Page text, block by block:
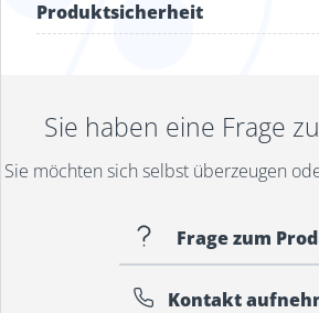
Produktsicherheit
Sie haben eine Frage
Sie möchten sich selbst überzeugen
Frage zum
Kontakt